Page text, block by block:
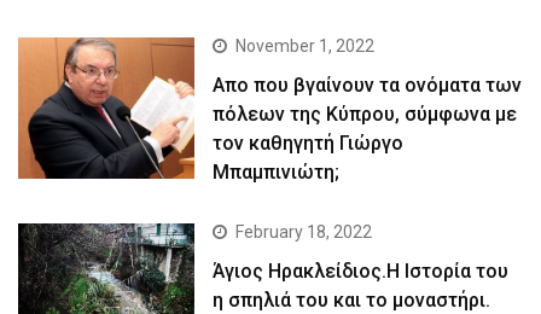
November 1, 2022
Απο που βγαίνουν τα ονόματα των
πόλεων της Κύπρου, σύμφωνα με
τον καθηγητή Γιώργο
Μπαμπινιώτη;
February 18, 2022
Άγιος Ηρακλείδιος.Η Ιστορία του
η σπηλιά του και το μοναστήρι.